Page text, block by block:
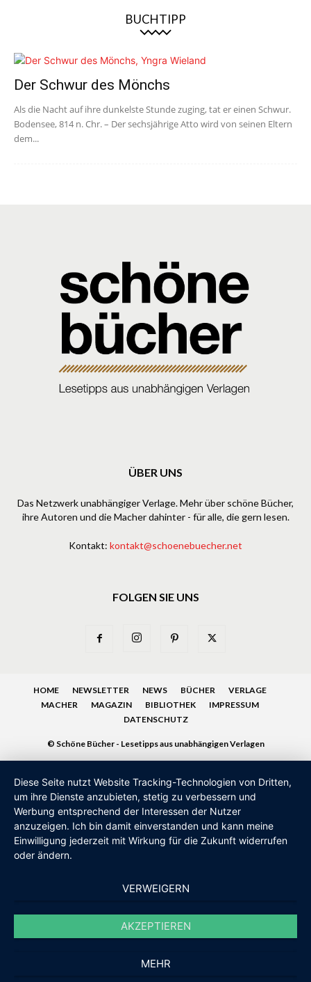
BUCHTIPP
Der Schwur des Mönchs
Als die Nacht auf ihre dunkelste Stunde zuging, tat er einen Schwur.
Bodensee, 814 n. Chr. – Der sechsjährige Atto wird von seinen Eltern
dem...
ÜBER UNS
Das Netzwerk unabhängiger Verlage. Mehr über schöne Bücher,
ihre Autoren und die Macher dahinter - für alle, die gern lesen.
Kontakt: kontakt@schoenebuecher.net
FOLGEN SIE UNS
HOME NEWSLETTER NEWS BÜCHER
VERLAGE
MACHER
MAGAZIN BIBLIOTHEK
IMPRESSUM
DATENSCHUTZ
© Schöne Bücher - Lesetipps aus unabhängigen Verlagen
Diese Seite nutzt Website Tracking-Technologien von Dritten,
um ihre Dienste anzubieten, stetig zu verbessern und
Werbung entsprechend der Interessen der Nutzer
anzuzeigen. Ich bin damit einverstanden und kann meine
Einwilligung jederzeit mit Wirkung für die Zukunft widerrufen
oder ändern.
VERWEIGERN
AKZEPTIEREN
MEHR